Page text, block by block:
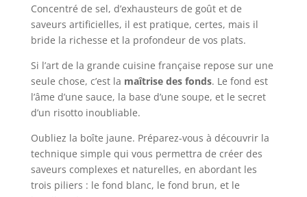
Concentré de sel, d’exhausteurs de goût et de
saveurs artificielles, il est pratique, certes, mais il
bride la richesse et la profondeur de vos plats.
Si l’art de la grande cuisine française repose sur une
seule chose, c’est la maîtrise des fonds. Le fond est
l’âme d’une sauce, la base d’une soupe, et le secret
d’un risotto inoubliable.
Oubliez la boîte jaune. Préparez-vous à découvrir la
technique simple qui vous permettra de créer des
saveurs complexes et naturelles, en abordant les
trois piliers : le fond blanc, le fond brun, et le